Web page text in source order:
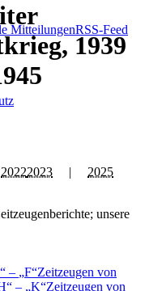
MitteilungenRSS-Feed
20222023 | 2025
unsere
– F Zeitzeugen von
– K Zeitzeugen von
1939